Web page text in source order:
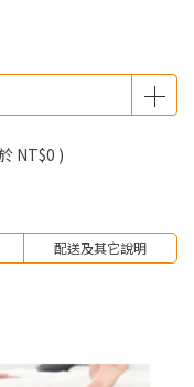
NT$0 )
配送及其它說明